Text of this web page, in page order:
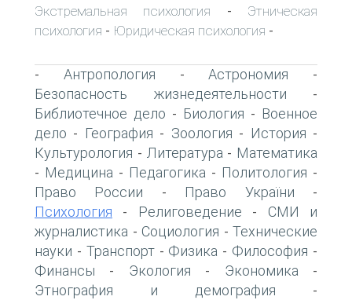
Экстремальная психология - Этническая
психология - Юридическая психология -
- Антропология -Астрономия -
Безопасность жизнедеятельности -
Библиотечное дело - Биология - Военное
дело - География - Зоология - История -
Культурология - Литература - Математика
- Медицина - Педагогика - Политология -
Право России - Право України -
Психология - Религоведение - СМИ и
журналистика - Социология - Технические
науки - Транспорт- Физика - Философия -
Финансы - Экология - Экономика -
Этнография и демография -